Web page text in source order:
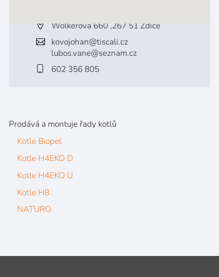
Wolkerova 660 ,267 51 Zdice
kovojohan@tiscali.cz
lubos.vane@seznam.cz
602 356 805
Prodává a montuje řady kotlů
Kotle Biopel
Kotle H4EKO D
Kotle H4EKO U
Kotle H8
NATURO